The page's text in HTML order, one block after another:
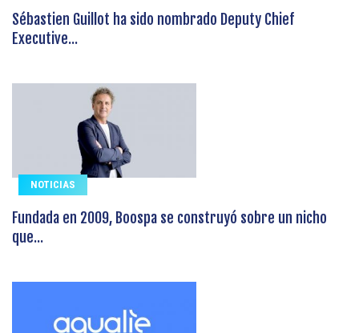
Sébastien Guillot ha sido nombrado Deputy Chief
Executive...
NOTICIAS
Fundada en 2009, Boospa se construyó sobre un nicho
que...